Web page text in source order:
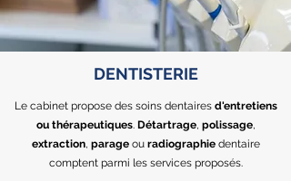
DENTISTERIE
Le cabinet propose des soins dentaires d'entretiens
ou thérapeutiques. Détartrage, polissage,
extraction, parage ou radiographie dentaire
comptent parmi les services proposés.